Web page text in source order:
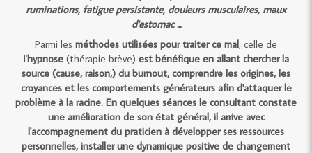
ruminations, fatigue persistante, douleurs musculaires, maux
d'estomac ...
Parmi les méthodes utilisées pour traiter ce mal, celle de
l'hypnose(thérapie brève) est bénéfique en allant chercher la
source (cause, raison,) du burnout, comprendre les origines, les
croyances et les comportements générateurs afin d'attaquer le
problème à la racine. En quelques séances le consultant constate
une amélioration de son état général, il arrive avec
l'accompagnement du praticien à développer ses ressources
personnelles, installer une dynamique positive de changement